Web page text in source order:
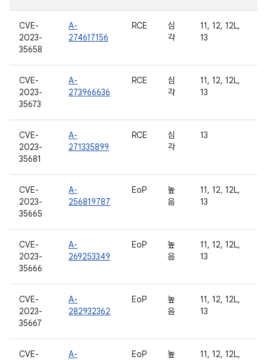
CVE-
2023-
35658
A-
274617156
RCE
심
각
11, 12, 12L,
13
CVE-
2023-
35673
A-
273966636
RCE
심
각
11, 12, 12L,
13
CVE-
2023-
35681
A-
271335899
RCE
심
각
13
CVE-
2023-
35665
A-
256819787
EoP
높
음
11, 12, 12L,
13
CVE-
2023-
35666
A-
269253349
EoP
높
음
11, 12, 12L,
13
CVE-
2023-
35667
A-
282932362
EoP
높
음
11, 12, 12L,
13
CVE-
A-
EoP
높
11, 12, 12L,